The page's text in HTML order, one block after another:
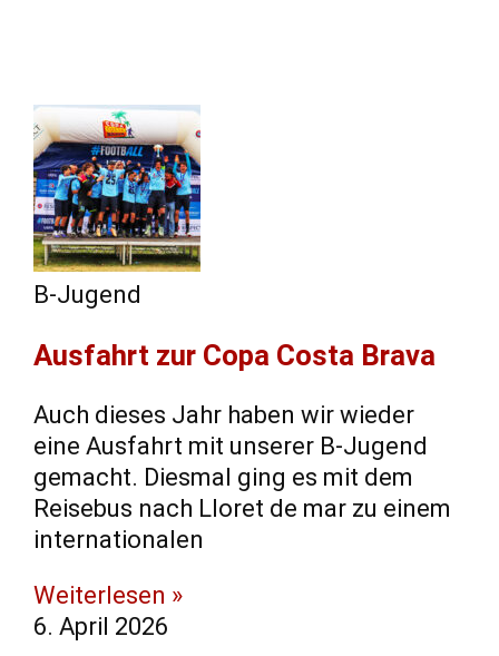
B-Jugend
Ausfahrt zur Copa Costa Brava
Auch dieses Jahr haben wir wieder
eine Ausfahrt mit unserer B-Jugend
gemacht. Diesmal ging es mit dem
Reisebus nach Lloret de mar zu einem
internationalen
Weiterlesen »
6. April 2026